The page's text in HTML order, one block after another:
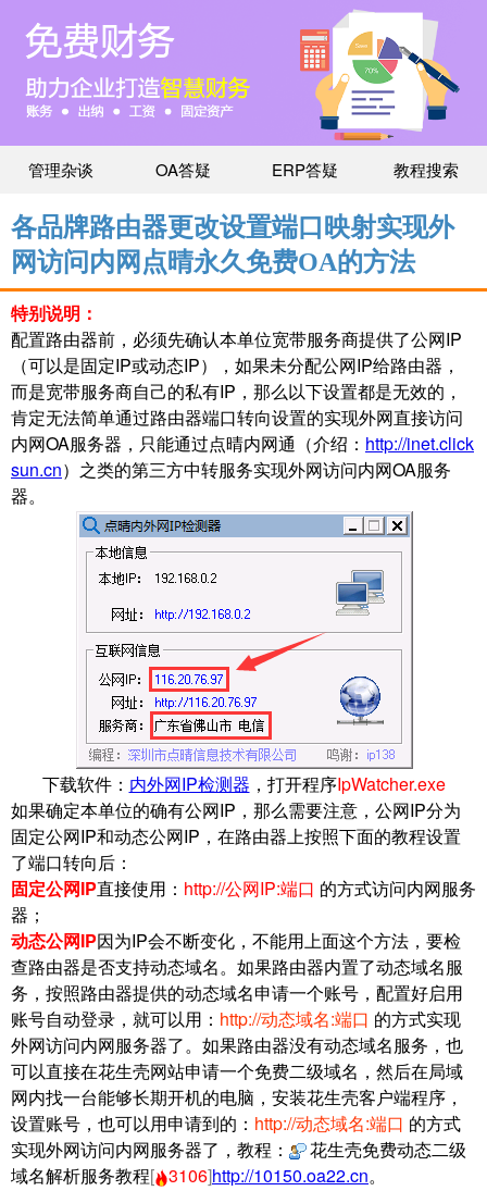
管理杂谈 OA答疑 ERP答疑 教程搜索
各品牌路由器更改设置端口映射实现外
网访问内网点晴永久免费OA的方法
特别说明：
配置路由器前，必须先确认本单位宽带服务商提供了公网IP
（可以是固定IP或动态IP），如果未分配公网IP给路由器，
而是宽带服务商自己的私有IP，那么以下设置都是无效的，
肯定无法简单通过路由器端口转向设置的实现外网直接访问
内网OA服务器，只能通过点晴内网通（介绍： http://inet.click
sun.cn）之类的第三方中转服务实现外网访问内网OA服务
器。
下载软件： 内外网IP检测器 ，打开程序IpWatcher.exe
如果确定本单位的确有公网IP，那么需要注意，公网IP分为
固定公网IP和动态公网IP，在路由器上按照下面的教程设置
了端口转向后：
固定公网IP直接使用： http://公网IP:端口 的方式访问内网服务
器；
动态公网IP因为IP会不断变化，不能用上面这个方法，要检
查路由器是否支持动态域名。如果路由器内置了动态域名服
务，按照路由器提供的动态域名申请一个账号，配置好启用
账号自动登录，就可以用： http://动态域名:端口 的方式实现
外网访问内网服务器了。 如果路由器没有动态域名服务，也
可以直接在花生壳网站申请一个免费二级域名，然后在局域
网内找一台能够长期开机的电脑，安装花生壳客户端程序，
设置账号，也可以用申请到的： http://动态域名:端口 的方式
实现外网访问内网服务器了，教程：
花生壳免费动态二级
域名解析服务教程[ 3106]http://10150.oa22.cn。